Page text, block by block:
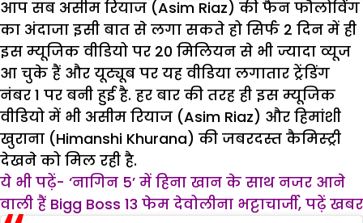
आप सब असीम रियाज (Asim Riaz) की फैन फौलोविंग
का अंदाजा इसी बात से लगा सकते हो सिर्फ 2 दिन में ही
इस म्यूजिक वीडियो पर 20 मिलियन से भी ज्यादा व्यूज
आ चुके हैं और यूट्यूब पर यह वीडिया लगातार ट्रेंडिंग
नंबर 1 पर बनी हुई है. हर बार की तरह ही इस म्यूजिक
वीडियो में भी असीम रियाज (Asim Riaz) और हिमांशी
खुराना (Himanshi Khurana) की जबरदस्त कैमिस्ट्री
देखने को मिल रही है.
ये भी पढ़ें- ‘नागिन 5’ में हिना खान के साथ नजर आने
वाली हैं Bigg Boss 13 फेम देवोलीना भट्टाचार्जी, पढ़ें खबर